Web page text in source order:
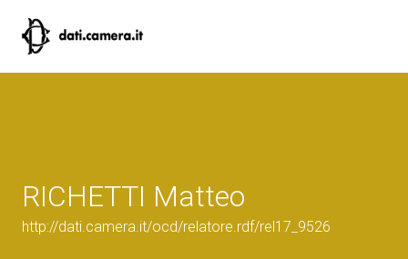
RICHETTI Matteo
http://dati.camera.it/ocd/relatore.rdf/rel17_9526